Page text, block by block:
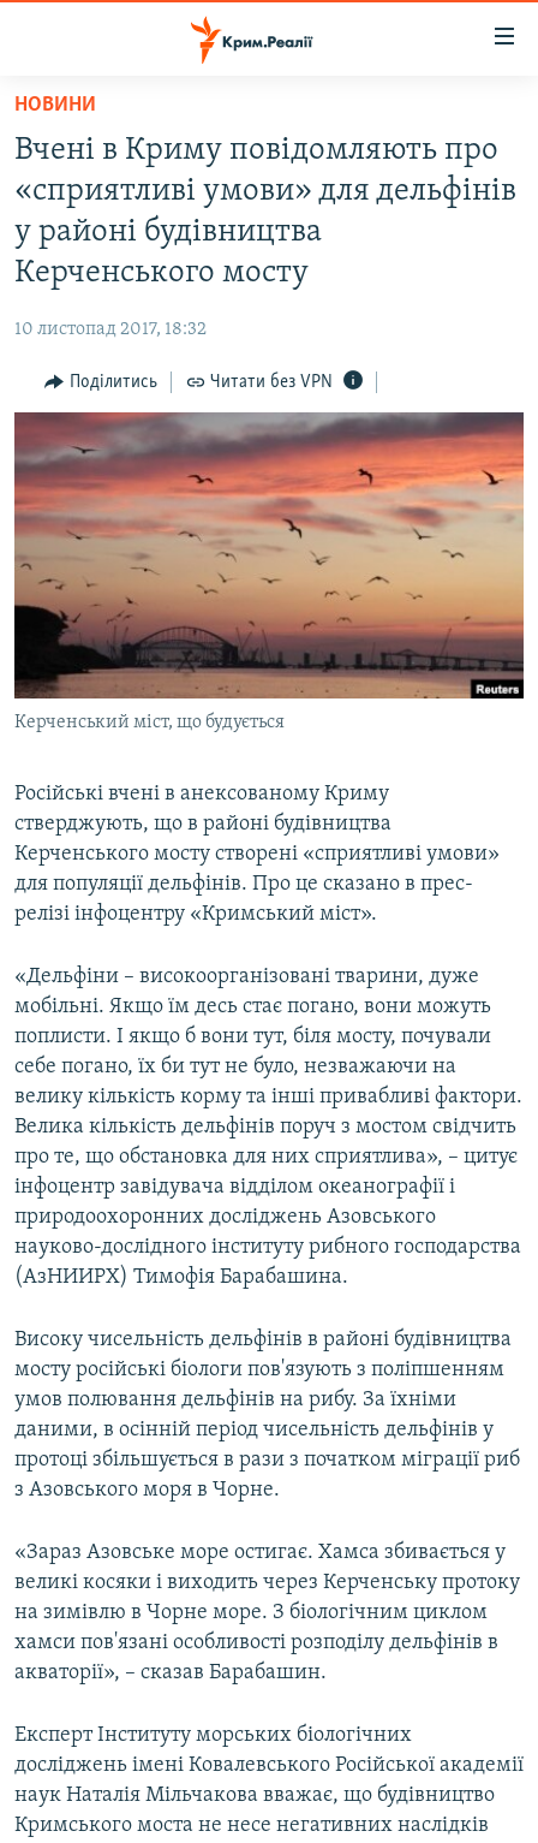
Перейти
основного
матеріалу
Перейти
до
основної
Перейти
пошуку
ВІДЕО ТА ФОТО
ПОЛІТИКА
ІНТЕРВ'Ю
ВСЕ ЗА ДЕНЬ
СПЕЦПРОЕКТИ
ДЕПОРТАЦІЯ
ВІДЕОУРОКИ «ELIFBE»
СВІДЧЕННЯ ОКУПАЦІЇ
УКРАЇНСЬКА ПРОБЛЕМА КРИМУ
ІНФОГРАФІКА
ЯК ОБІЙТИ БЛОКУВАННЯ
Русский
Qırımtatar
ДОЛУЧАЙСЯ!
Усі сайти RFE/RL
НОВИНИ
Вчені в Криму повідомляють про
«сприятливі умови» для дельфінів
у районі будівництва
Керченського мосту
10 листопад 2017, 18:32
Поділитись Читати без VPN
Керченський міст, що будується
Російські вчені в анексованому Криму
стверджують, що в районі будівництва
Керченського мосту створені «сприятливі умови»
для популяції дельфінів. Про це сказано в прес-
релізі інфоцентру «Кримський міст».
«Дельфіни – високоорганізовані тварини, дуже
мобільні. Якщо їм десь стає погано, вони можуть
поплисти. І якщо б вони тут, біля мосту, почували
себе погано, їх би тут не було, незважаючи на
велику кількість корму та інші привабливі фактори.
Велика кількість дельфінів поруч з мостом свідчить
про те, що обстановка для них сприятлива», – цитує
інфоцентр завідувача відділом океанографії і
природоохоронних досліджень Азовського
науково-дослідного інституту рибного господарства
(АзНИИРХ) Тимофія Барабашина.
Високу чисельність дельфінів в районі будівництва
мосту російські біологи пов'язують з поліпшенням
умов полювання дельфінів на рибу. За їхніми
даними, в осінній період чисельність дельфінів у
протоці збільшується в рази з початком міграції риб
з Азовського моря в Чорне.
«Зараз Азовське море остигає. Хамса збивається у
великі косяки і виходить через Керченську протоку
на зимівлю в Чорне море. З біологічним циклом
хамси пов'язані особливості розподілу дельфінів в
акваторії», – сказав Барабашин.
Експерт Інституту морських біологічних
досліджень імені Ковалевського Російської академії
наук Наталія Мільчакова вважає, що будівництво
Кримського моста не несе негативних наслідків